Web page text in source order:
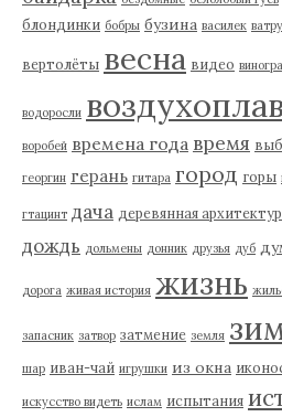
блондинки бобры бузина василек
вертолёты весна видео
водоросли
воробей времена года время
георгин герань гитара город горы
гтацинт дача деревянная
дождь дольмены донник друзья дуб
дорога живая история жизнь
запасник затвор затмение земля
шар иван-чай игрушки из окна
искусство видеть ислам испытания